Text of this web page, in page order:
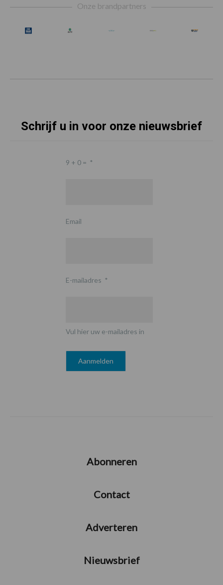
Onze brandpartners
Schrijf u in voor onze nieuwsbrief
9 + 0 = *
Email
E-mailadres *
Vul hier uw e-mailadres in
Abonneren
Contact
Adverteren
Nieuwsbrief